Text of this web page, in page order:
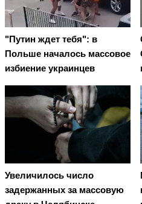
"Путин ждет тебя": в
Польше началось массовое
избиение украинцев
Увеличилось число
задержанных за массовую